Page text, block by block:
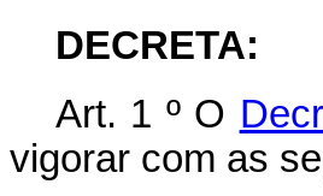
DECRETA:
Art. 1 º O
vigorar com as